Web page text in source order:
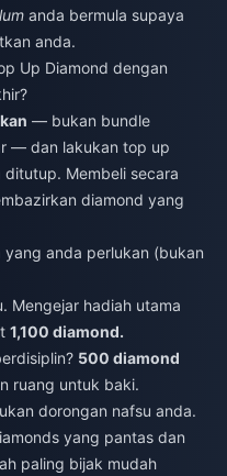
anda bermula supaya
anda.
Up Diamond dengan
— bukan bundle
— dan lakukan top up
Membeli secara
diamond yang
anda perlukan (bukan
Mengejar hadiah utama
1,100 diamond.
500 diamond
ruang untuk baki.
dorongan nafsu anda.
yang pantas dan
paling bijak mudah